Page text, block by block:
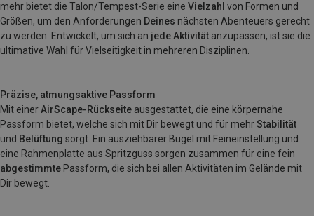
mehr bietet die Talon/Tempest-Serie eine Vielzahl von Formen und
Größen, um den Anforderungen Deines nächsten Abenteuers gerecht
zu werden. Entwickelt, um sich an jede Aktivität anzupassen, ist sie die
ultimative Wahl für Vielseitigkeit in mehreren Disziplinen.
Präzise, atmungsaktive Passform
Mit einerAirScape-Rückseite ausgestattet, die eine körpernahe
Passform bietet, welche sich mit Dir bewegt und für mehrStabilität
und Belüftung sorgt. Ein ausziehbarer Bügel mit Feineinstellung und
eine Rahmenplatte aus Spritzguss sorgen zusammen für eine fein
abgestimmte Passform, die sich bei allen Aktivitäten im Gelände mit
Dir bewegt.